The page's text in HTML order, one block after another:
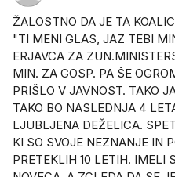
ŽALOSTNO DA JE TA
"TI MENI GLAS, JAZ TEBI
ERJAVCA ZA
MIN. ZA GOSP. PA ŠE
PRIŠLO V JAVNOST. TAKO
TAKO BO NASLEDNJA 4
LJUBLJENA DEŽELICA.
KI SO SVOJE NEZNANJE IN
PRETEKLIH 10 LETIH. IMELI